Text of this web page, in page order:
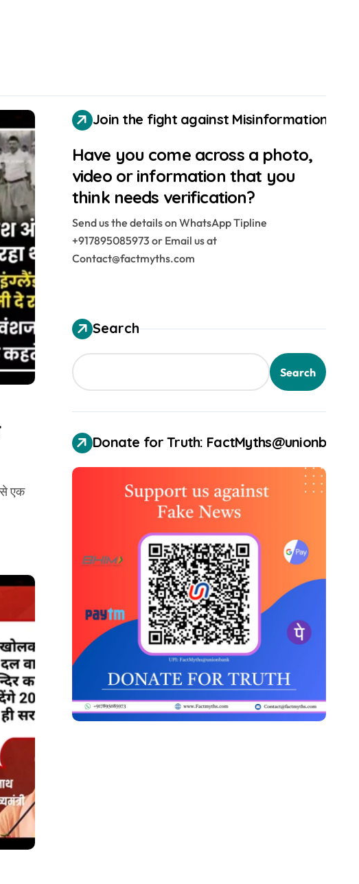
Join the fight against Misinformation
Have you come across a photo,
video or information that you
think needs verification?
Send us the details on WhatsApp Tipline
+917895085973 or Email us at
Contact@factmyths.com
Search
Search
Donate for Truth: FactMyths@unionbank